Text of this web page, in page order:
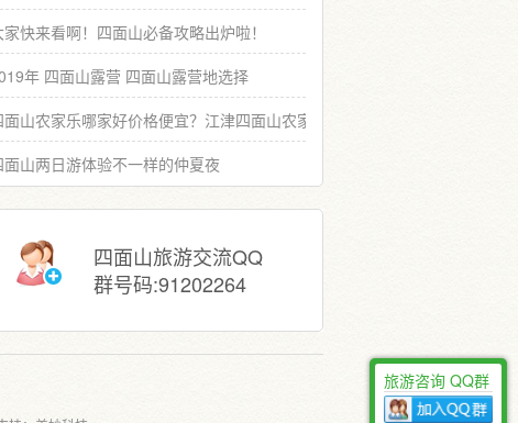
家快来看啊！四面山必备攻略出炉啦！
年 四面山露营 四面山露营地选择
面山农家乐哪家好价格便宜？江津四面山农家乐推荐选择
面山两日游体验不一样的仲夏夜
四面山旅游交流QQ
群号码:91202264
旅游咨询 QQ群